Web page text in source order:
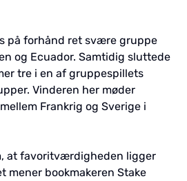
på forhånd ret svære gruppe
og Ecuador. Samtidig sluttede
tre i en af gruppespillets
Vinderen her møder
Frankrig og Sverige i
at favoritværdigheden ligger
mener bookmakeren Stake